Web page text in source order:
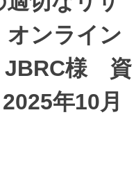
オンライン
JBRC様 資
年10月